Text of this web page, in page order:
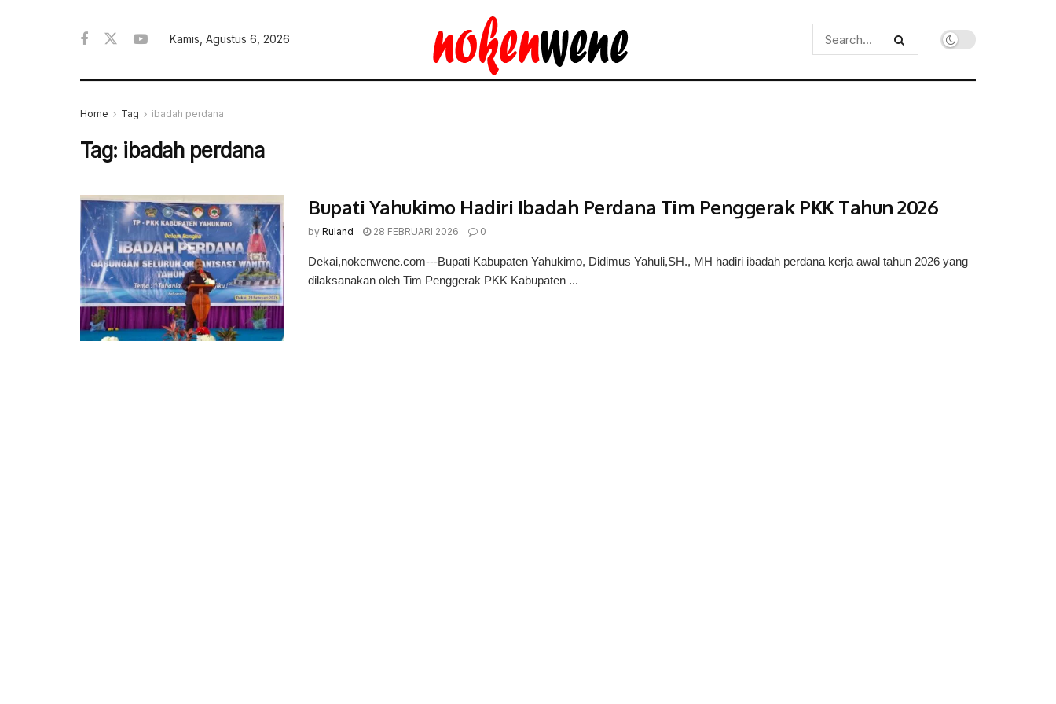
Kamis, Agustus 6, 2026
Home Tag ibadah perdana
Tag: ibadah perdana
Bupati Yahukimo Hadiri Ibadah Perdana Tim Penggerak PKK Tahun 2026
by Ruland 28 FEBRUARI 2026 0
Dekai,nokenwene.com---Bupati Kabupaten Yahukimo, Didimus Yahuli,SH., MH hadiri ibadah perdana kerja awal tahun 2026 yang
dilaksanakan oleh Tim Penggerak PKK Kabupaten ...